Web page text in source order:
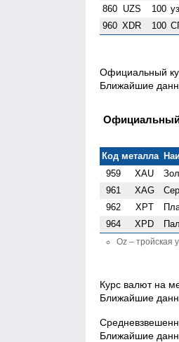
860 UZS 100
960 XDR 100
Официальный
Ближайшие
Официальный
Код металла
959
XAU
961 XAG
962 XPT
964 XPD
Oz – тройская
Курс валют на
Ближайшие
Ближайшие